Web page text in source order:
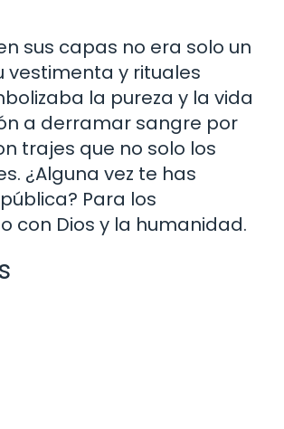
sus capas no era solo un
vestimenta y rituales
la pureza y la vida
a derramar sangre por
trajes que no solo los
¿Alguna vez te has
Para los
con Dios y la humanidad.